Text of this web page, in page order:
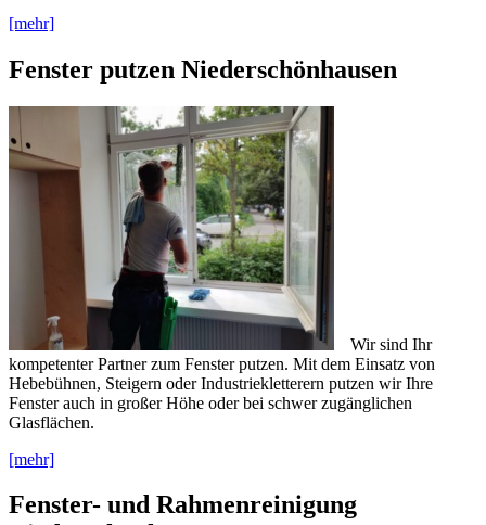
[mehr]
Fenster putzen Niederschönhausen
Wir sind Ihr
kompetenter Partner zum Fenster putzen. Mit dem Einsatz von
Hebebühnen, Steigern oder Industriekletterern putzen wir Ihre
Fenster auch in großer Höhe oder bei schwer zugänglichen
Glasflächen.
[mehr]
Fenster- und Rahmenreinigung